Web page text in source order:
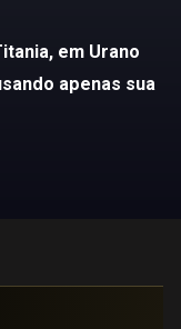
em Urano
apenas sua